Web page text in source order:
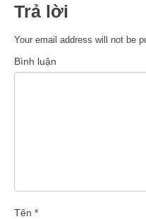
Trả lời
Your email address will not be
Bình luận
Tên *